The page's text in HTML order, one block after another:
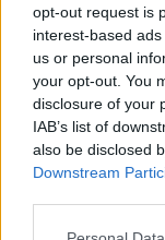
opt-out request is
interest-based
us or personal
your opt-out. You
disclosure of your
IAB’s list of
also be disclosed
Downstream
SESTO CALENDE